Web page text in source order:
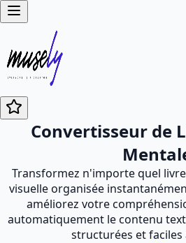
Convertisseur de
Transformez n'importe quel
visuelle organisée
améliorez votre
automatiquement le contenu
structurées et faciles